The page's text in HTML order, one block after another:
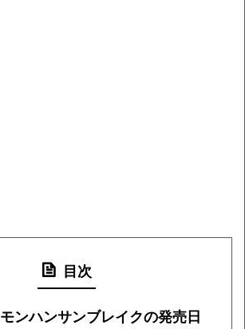
目次
モンハンサンブレイクの発売日